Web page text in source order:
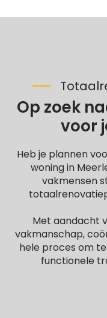
Op zoek
voor
Heb je plannen
woning in
vakmensen
Met aandacht
vakmanschap,
hele proces om
functionele